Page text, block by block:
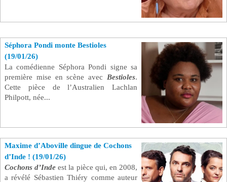
Séphora Pondi monte Bestioles
(19/01/26)
La comédienne Séphora Pondi signe sa
première mise en scène avec Bestioles.
Cette pièce de l’Australien Lachlan
Philpott, née...
Maxime d’Aboville dingue de Cochons
d’Inde ! (19/01/26)
Cochons d’Inde est la pièce qui, en 2008,
a révélé Sébastien Thiéry comme auteur